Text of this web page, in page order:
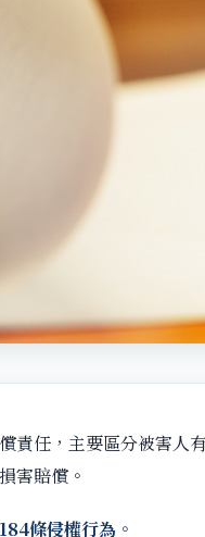
責任，主要區分被害人
害賠償。
條侵權行為。